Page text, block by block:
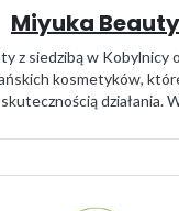
Miyuka Beauty
z siedzibą w Kobylnicy
kosmetyków,
działania.